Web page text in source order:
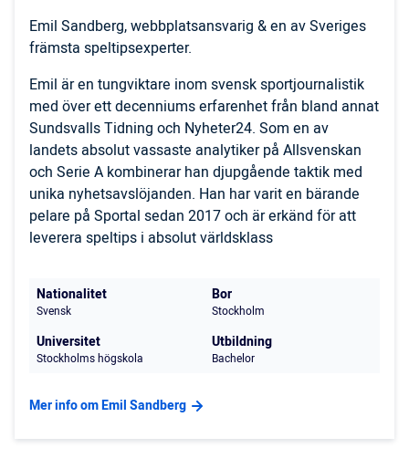
Emil Sandberg, webbplatsansvarig & en av Sveriges
främsta speltipsexperter.
Emil är en tungviktare inom svensk sportjournalistik
med över ett decenniums erfarenhet från bland annat
Sundsvalls Tidning och Nyheter24. Som en av
landets absolut vassaste analytiker på Allsvenskan
och Serie A kombinerar han djupgående taktik med
unika nyhetsavslöjanden. Han har varit en bärande
pelare på Sportal sedan 2017 och är erkänd för att
leverera speltips i absolut världsklass
Nationalitet
Svensk
Bor
Stockholm
Universitet
Stockholms högskola
Utbildning
Bachelor
Mer info om Emil Sandberg